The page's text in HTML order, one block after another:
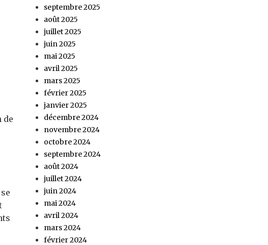
de
septembre 2025
août 2025
juillet 2025
juin 2025
mai 2025
avril 2025
mars 2025
février 2025
janvier 2025
décembre 2024
novembre 2024
octobre 2024
septembre 2024
août 2024
juillet 2024
juin 2024
mai 2024
avril 2024
mars 2024
février 2024